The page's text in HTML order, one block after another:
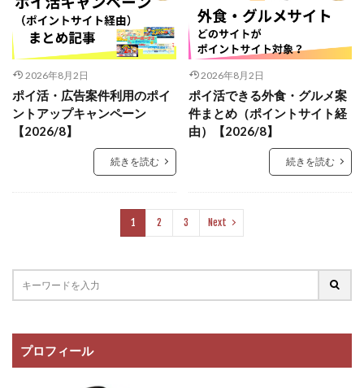
2026年8月2日
ポイ活・広告案件利用のポイ
ントアップキャンペーン
【2026/8】
続きを読む
2026年8月2日
ポイ活できる外食・グルメ案
件まとめ（ポイントサイト経
由）【2026/8】
続きを読む
1 2 3 Next
プロフィール